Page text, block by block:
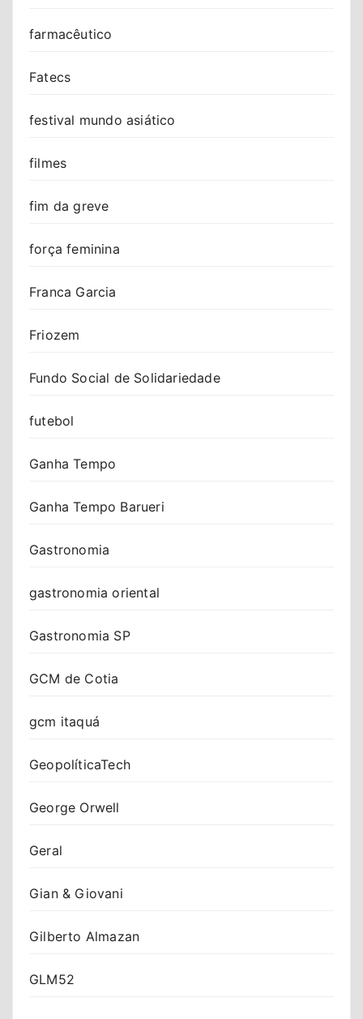
farmacêutico
Fatecs
festival mundo asiático
filmes
fim da greve
força feminina
Franca Garcia
Friozem
Fundo Social de Solidariedade
futebol
Ganha Tempo
Ganha Tempo Barueri
Gastronomia
gastronomia oriental
Gastronomia SP
GCM de Cotia
gcm itaquá
GeopolíticaTech
George Orwell
Geral
Gian & Giovani
Gilberto Almazan
GLM52